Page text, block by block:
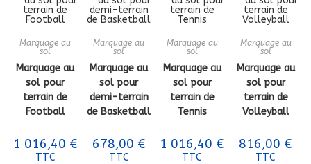
Marquage au
sol
Marquage au
sol pour
terrain de
Football
1 016,40 €
TTC
Marquage au
sol
Marquage au
sol pour
demi-terrain
de Basketball
678,00 €
TTC
Marquage au
sol
Marquage au
sol pour
terrain de
Tennis
1 016,40 €
TTC
Marquage au
sol
Marquage au
sol pour
terrain de
Volleyball
816,00 €
TTC